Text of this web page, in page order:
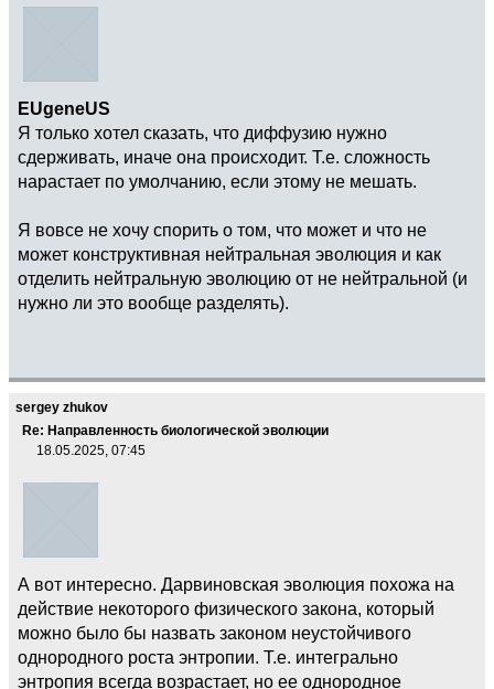
EUgeneUS
Я только хотел сказать, что диффузию нужно
сдерживать, иначе она происходит. Т.е. сложность
нарастает по умолчанию, если этому не мешать.
Я вовсе не хочу спорить о том, что может и что не
может конструктивная нейтральная эволюция и как
отделить нейтральную эволюцию от не нейтральной (и
нужно ли это вообще разделять).
sergey zhukov
Re: Направленность биологической эволюции
18.05.2025, 07:45
А вот интересно. Дарвиновская эволюция похожа на
действие некоторого физического закона, который
можно было бы назвать законом неустойчивого
однородного роста энтропии. Т.е. интегрально
энтропия всегда возрастает, но ее однородное